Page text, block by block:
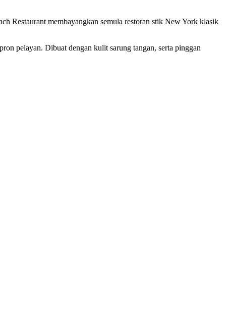
Restaurant membayangkan semula restoran stik New York klasik
pelayan. Dibuat dengan kulit sarung tangan, serta pinggan